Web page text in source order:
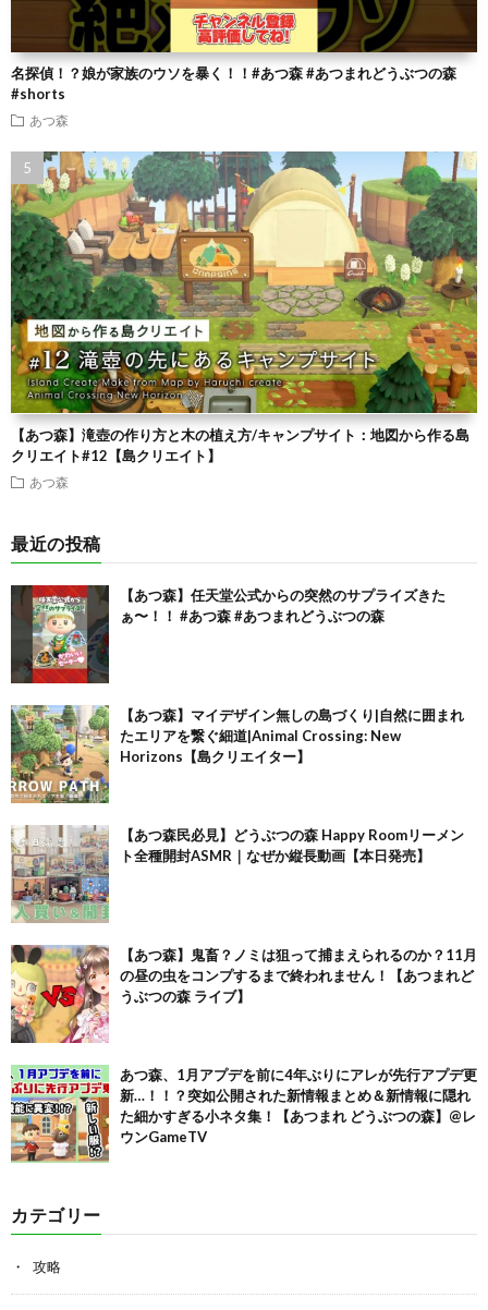
名探偵！？娘が家族のウソを暴く！！#あつ森 #あつまれどうぶつの森
#shorts
あつ森
【あつ森】滝壺の作り方と木の植え方/キャンプサイト：地図から作る島
クリエイト#12【島クリエイト】
あつ森
最近の投稿
【あつ森】任天堂公式からの突然のサプライズきた
ぁ〜！！ #あつ森 #あつまれどうぶつの森
【あつ森】マイデザイン無しの島づくり|自然に囲まれ
たエリアを繋ぐ細道|Animal Crossing: New
Horizons【島クリエイター】
【あつ森民必見】どうぶつの森 Happy Roomリーメン
ト全種開封ASMR｜なぜか縦長動画【本日発売】
【あつ森】鬼畜？ノミは狙って捕まえられるのか？11月
の昼の虫をコンプするまで終われません！【あつまれど
うぶつの森 ライブ】
あつ森、1月アプデを前に4年ぶりにアレが先行アプデ更
新…！！？突如公開された新情報まとめ＆新情報に隠れ
た細かすぎる小ネタ集！【あつまれ どうぶつの森】@レ
ウンGameTV
カテゴリー
攻略